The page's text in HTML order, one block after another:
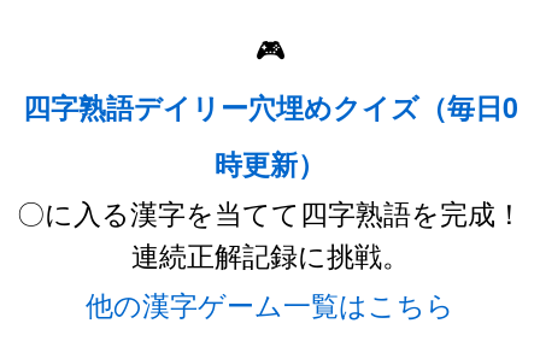
🎮
四字熟語デイリー穴埋めクイズ（毎日0
時更新）
〇に入る漢字を当てて四字熟語を完成！
連続正解記録に挑戦。
他の漢字ゲーム一覧はこちら